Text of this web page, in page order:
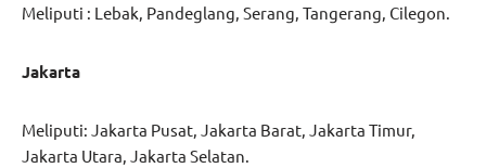
Meliputi : Lebak, Pandeglang, Serang, Tangerang, Cilegon.
Jakarta
Meliputi: Jakarta Pusat, Jakarta Barat, Jakarta Timur,
Jakarta Utara, Jakarta Selatan.